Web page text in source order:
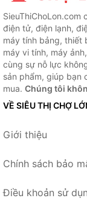
điện tử, điện lạnh,
máy tính bảng, thiết
máy vi tính, máy
cùng sự nỗ lực
sản phẩm, giúp bạn
mua. Chúng tôi
VỀ SIÊU THỊ CHỢ
Giới thiệu
Chính sách bảo
Điều khoản sử